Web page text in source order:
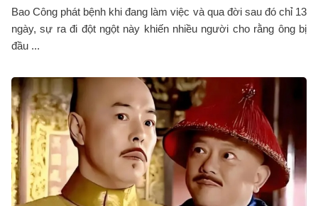
Bao Công phát bệnh khi đang làm việc và qua đời sau đó chỉ 13
ngày, sự ra đi đột ngột này khiến nhiều người cho rằng ông bị
đầu ...